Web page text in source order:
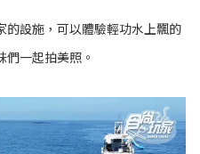
設施，可以體驗輕功水上飄的
們一起拍美照。